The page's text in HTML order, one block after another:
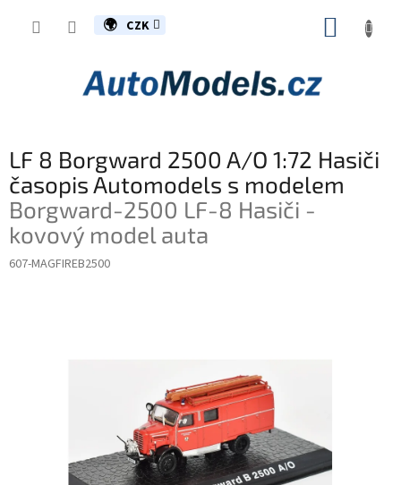
CZK
LF 8 Borgward 2500 A/O 1:72 Hasiči
časopis Automodels s modelem
Borgward-2500 LF-8 Hasiči -
kovový model auta
607-MAGFIREB2500